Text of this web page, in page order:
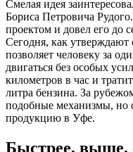
Смелая идея
Бориса Петровича
проектом и довел его до
Сегодня, как утверждают
позволяет человеку за
двигаться без особых
километров в час и
литра бензина. За
подобные механизмы, но
продукцию в Уфе.
Быстрее, выше,